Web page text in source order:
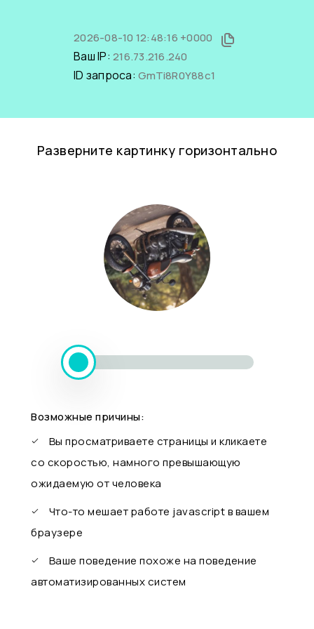
2026-08-10 12:48:16 +0000
Ваш IP: 216.73.216.240
ID запроса: GmTi8R0Y88c1
Разверните картинку горизонтально
Возможные причины:
Вы просматриваете страницы и кликаете
со скоростью, намного превышающую
ожидаемую от человека
Что-то мешает работе javascript в вашем
браузере
Ваше поведение похоже на поведение
автоматизированных систем